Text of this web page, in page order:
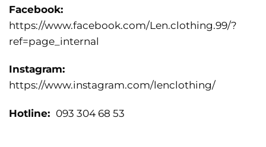
Facebook:
https://www.facebook.com/Len.clothing.99/?
ref=page_internal
Instagram:
https://www.instagram.com/lenclothing/
Hotline: 093 304 68 53